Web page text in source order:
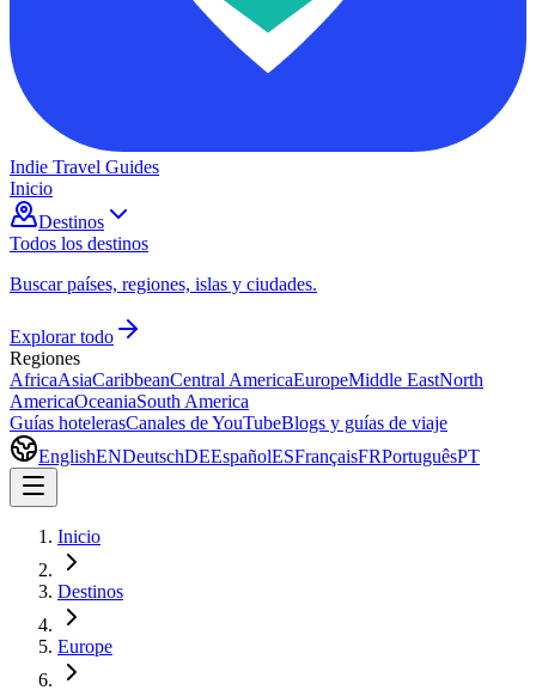
Indie Travel Guides
Inicio
Destinos
Todos los destinos
Buscar países, regiones, islas y ciudades.
Explorar todo
Regiones
AfricaAsiaCaribbeanCentral AmericaEuropeMiddle EastNorth
AmericaOceaniaSouth America
Guías hotelerasCanales de YouTubeBlogs y guías de viaje
EnglishENDeutschDEEspañolESFrançaisFRPortuguêsPT
Inicio
Destinos
Europe